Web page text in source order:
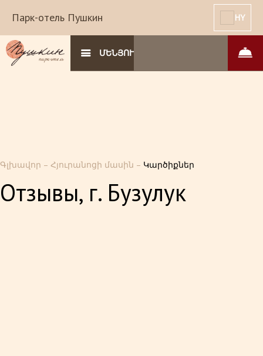
Парк-отель Пушкин HY
ՄԵՆՅՈՒ
Գլխավոր – Հյուրանոցի մասին – Կարծիքներ
Отзывы, г. Бузулук